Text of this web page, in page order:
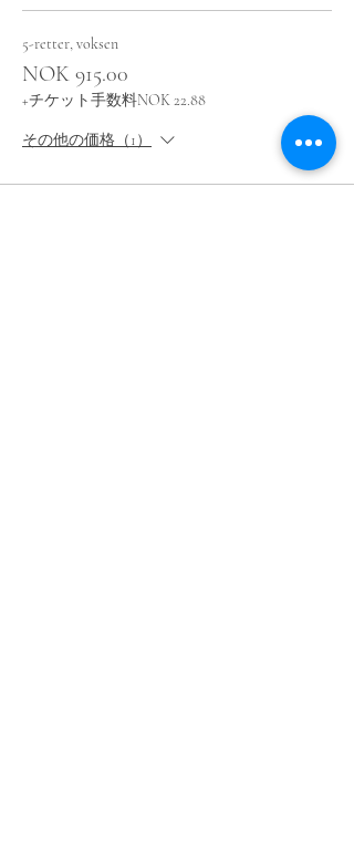
5-retter, voksen
NOK 915.00
+チケット手数料NOK 22.88
その他の価格（1）